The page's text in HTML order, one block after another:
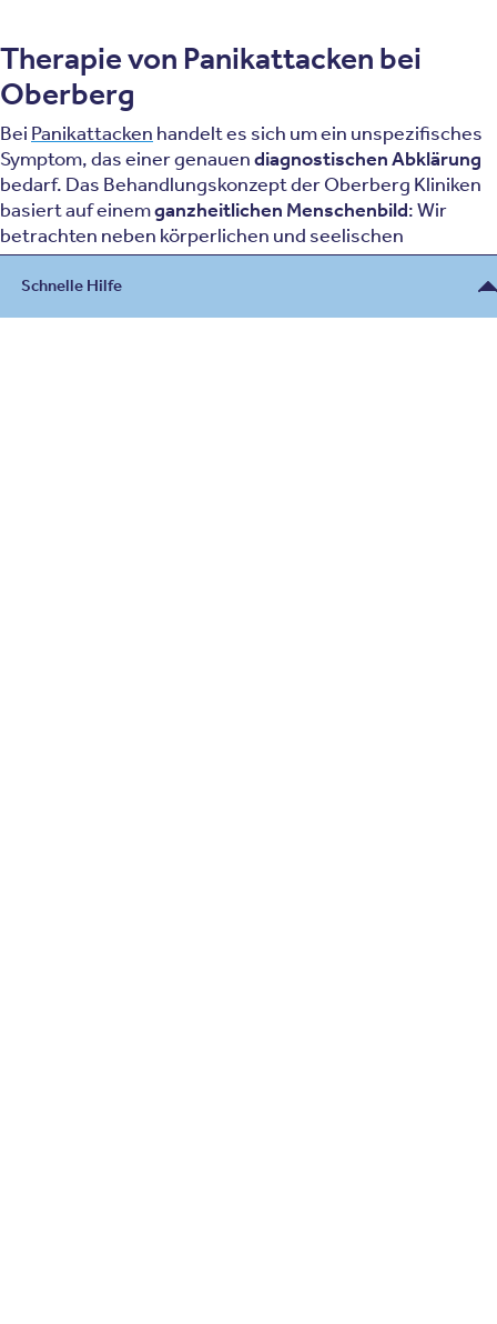
Schnelle Hilfe
Therapie von Panikattacken bei
Oberberg
Bei Panikattacken handelt es sich um ein unspezifisches
Symptom, das einer genauendiagnostischen Abklärung
bedarf. Das Behandlungskonzept der Oberberg Kliniken
basiert auf einemganzheitlichen Menschenbild: Wir
betrachten neben körperlichen und seelischen
Symptomen auch Ihre einzigartige Biografie und
Persönlichkeit und messen auch Ihrem sozialen Umfeld
Bedeutung bei.